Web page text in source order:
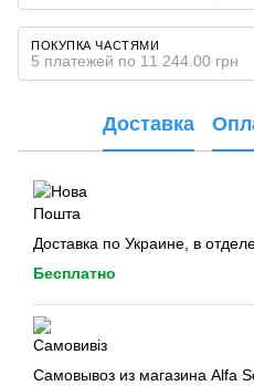
ПОКУПКА ЧАСТЯМИ
5 платежей по 11 244.00 грн
Доставка
Доставка по Украине, в
Бесплатно
Самовывоз из магазина Alfa